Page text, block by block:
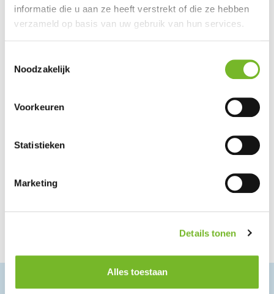
informatie die u aan ze heeft verstrekt of die ze hebben
verzameld op basis van uw gebruik van hun services.
Noodzakelijk
Voorkeuren
Statistieken
Marketing
Details tonen
Alles toestaan
Deze site is beveiligd door reCAPTCHA en hetPrivacybeleiden de
Servicevoorwaarden van Google zijn van toepassing.